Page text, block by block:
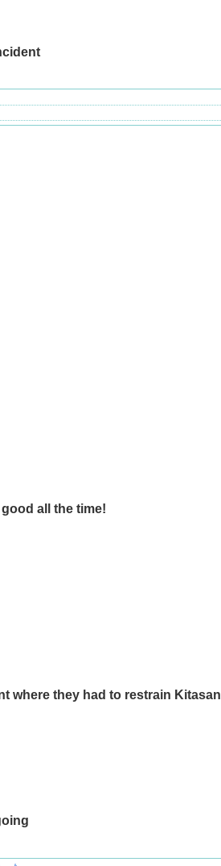
all the time!
where they had to restrain Kitasan